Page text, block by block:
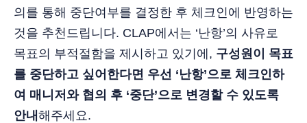
의를 통해 중단여부를 결정한 후 체크인에 반영하는
것을 추천드립니다. CLAP에서는 ‘난항’의 사유로
목표의 부적절함을 제시하고 있기에, 구성원이 목표
를 중단하고 싶어한다면 우선 ‘난항’으로 체크인하
여 매니저와 협의 후 ‘중단’으로 변경할 수 있도록
안내 해주세요.